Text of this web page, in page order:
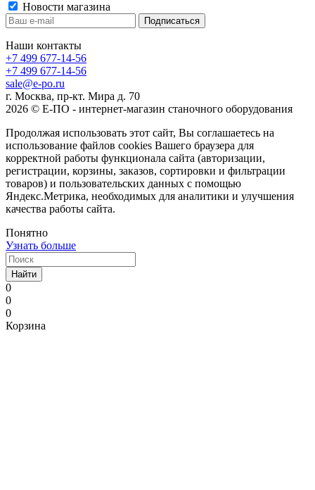
Новости магазина
Наши контакты
+7 499 677-14-56
+7 499 677-14-56
sale@e-po.ru
г. Москва, пр-кт. Мира д. 70
2026 © Е-ПО - интернет-магазин станочного оборудования
Продолжая использовать этот сайт, Вы соглашаетесь на
использование файлов cookies Вашего браузера для
корректной работы функционала сайта (авторизации,
регистрации, корзины, заказов, сортировки и фильтрации
товаров) и пользовательских данных с помощью
Яндекс.Метрика, необходимых для аналитики и улучшения
качества работы сайта.
Понятно
Узнать больше
Найти
0
0
0
Корзина